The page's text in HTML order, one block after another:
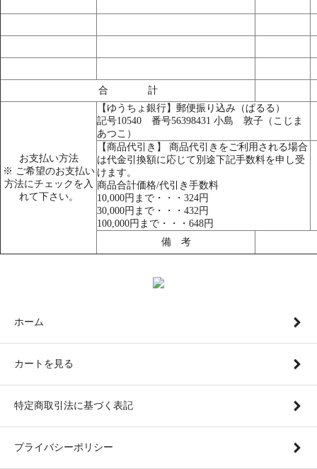
合 計
お支払い方法
※ ご希望のお支払い
方法にチェックを入
れて下さい。
【ゆうちょ銀行】郵便振り込み（ぱるる）
記号10540 番号56398431 小島 敦子（こじま
あつこ）
【商品代引き】 商品代引きをご利用される場合
は代金引換額に応じて別途下記手数料を申し受
けます。
商品合計価格/代引き手数料
10,000円まで・・・324円
30,000円まで・・・432円
100,000円まで・・・648円
備 考
ホーム
カートを見る
特定商取引法に基づく表記
プライバシーポリシー